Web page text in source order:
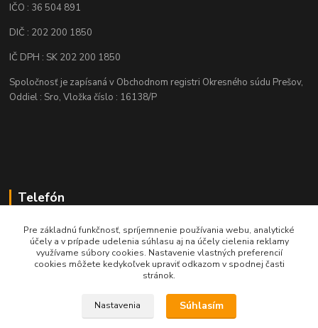
IČO : 36 504 891
DIČ : 202 200 1850
IČ DPH : SK 202 200 1850
Spoločnosť je zapísaná v Obchodnom registri Okresného súdu Prešov,
Oddiel : Sro, Vložka číslo : 16138/P
Telefón
+421 905 622 625
obchod@nozeplus.sk
Pre základnú funkčnosť, spríjemnenie používania webu, analytické
účely a v prípade udelenia súhlasu aj na účely cielenia reklamy
využívame súbory cookies. Nastavenie vlastných preferencií
cookies môžete kedykoľvek upraviť odkazom v spodnej časti
stránok.
Nastavenia Súhlasím